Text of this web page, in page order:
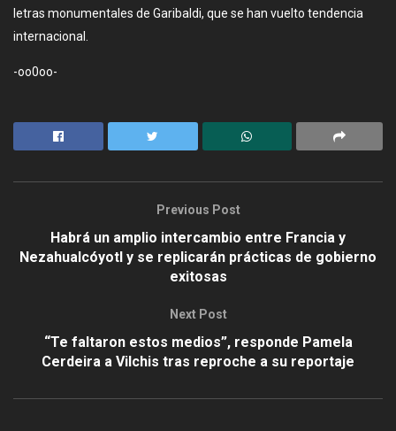
letras monumentales de Garibaldi, que se han vuelto tendencia
internacional.
-oo0oo-
Previous Post
Habrá un amplio intercambio entre Francia y
Nezahualcóyotl y se replicarán prácticas de gobierno
exitosas
Next Post
“Te faltaron estos medios”, responde Pamela
Cerdeira a Vilchis tras reproche a su reportaje